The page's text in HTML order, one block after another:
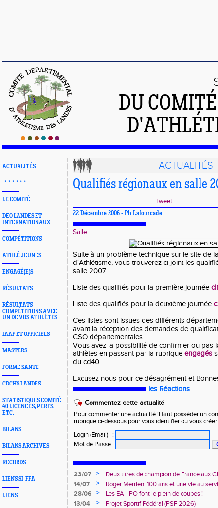
DU
ACTUALITÉS
-*-*-*-*-*-*-
LE COMITÉ
DEO LANDES ET
INTERNATIONAUX
COMPÉTITIONS
ATHLÉ JEUNES
ENGAGÉ(E)S
RÉSULTATS
RÉSULTATS
COMPÉTITIONS AVEC
UN DE VOS ATHLÈTES
IAAF ET OFFICIELS
MASTERS
FORME SANTE
CDCHS LANDES
STATISTIQUES COMITÉ
40 LICENCES, PERFS,
ETC.
BILANS
BILANS ARCHIVES
RECORDS
LIENS SI-FFA
LIENS
ACTUALITÉS
Qualifiés régionaux en salle
Tweet
22 Décembre 2006 - Ph Lafourcade
Salle
Suite à un problème technique sur le site de
d'Athlétisme, vous trouverez ci joint les
salle 2007.
Liste des qualifiés pour la première journée
Liste des qualifiés pour la deuxième journée
Ces listes sont issues des différents
avant la réception des demandes de
CSO départementales.
Vous avez la possibilité de confirmer ou pas
athlètes en passant par la rubrique engagés
du cd40.
Excusez nous pour ce désagrément et
les Réactions
Commentez cette actualité
Pour commenter une actualité il faut posséder un
rubrique ci-dessous pour vous identifier ou vous
Login (Email)
:
Mot de Passe :
23/07 >
Deux titres de champion de France aux
Avenir !
14/07 >
Roger Merrien, 100 ans et une vie au
28/06
>
Les EA - PO font le plein de coupes !
13/04
>
Projet Sportif Fédéral (PSF 2026)